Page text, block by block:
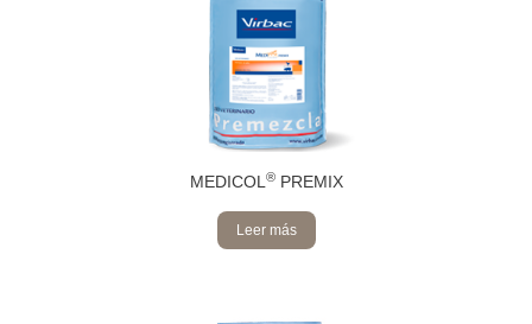
MEDICOL ®PREMIX
Leer más